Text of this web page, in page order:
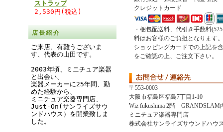
ストラップ
2,530円(税込)
店長紹介
ご来店、有難うございま
す、代表の山田です。
2003年頃、ミニチュア楽器
と出会い、
楽器メーカーに25年間、勤
めた経験から、
ミニチュア楽器専門店、
Just-On(サンライズサウ
ンドハウス）を開業致しま
した。
クレジットカード
・梱包配送料、代引き手数料
料はお客様のご負担となります。
ショッピングカードでの上記を
をご確認の上、ご注文下さい。
〒553-0003
大阪市福島区福島7丁目1-10
Wiz fukushima 2階 GRANDSLAM
ミニチュア楽器専門店
株式会社サンライズサウンドハウ